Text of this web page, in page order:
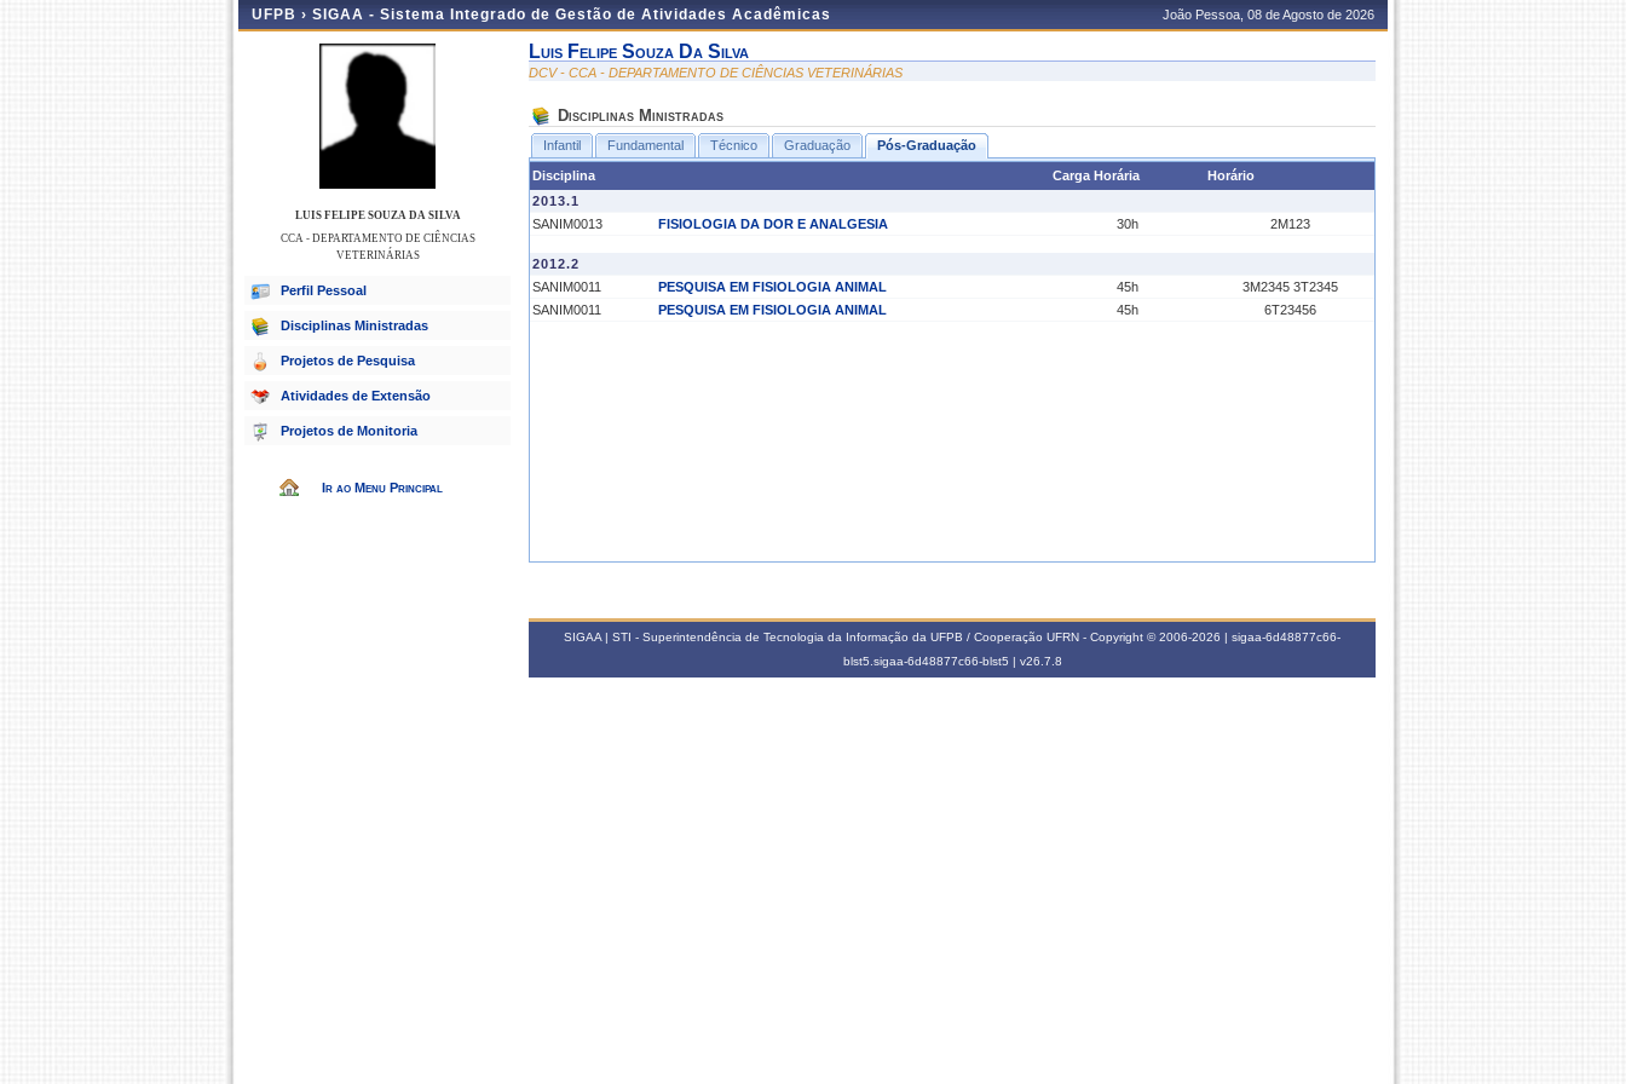
UFPB › SIGAA - Sistema Integrado de Gestão de Atividades Acadêmicas João Pessoa, 08 de Agosto de 2026
LUIS FELIPE SOUZA DA SILVA
CCA - DEPARTAMENTO DE CIÊNCIAS
VETERINÁRIAS
Perfil Pessoal
Disciplinas Ministradas
Projetos de Pesquisa
Atividades de Extensão
Projetos de Monitoria
Ir ao Menu Principal
Luis Felipe Souza Da Silva
DCV - CCA - DEPARTAMENTO DE CIÊNCIAS VETERINÁRIAS
Disciplinas Ministradas
Infantil Fundamental Técnico Graduação Pós-Graduação
Disciplina Carga Horária
Horário
2013.1
SANIM0013
FISIOLOGIA DA DOR E ANALGESIA 30h 2M123
2012.2
SANIM0011
PESQUISA EM FISIOLOGIA ANIMAL 45h
3M2345 3T2345
SANIM0011
PESQUISA EM FISIOLOGIA ANIMAL 45h 6T23456
SIGAA | STI - Superintendência de Tecnologia da Informação da UFPB / Cooperação UFRN - Copyright © 2006-2026 | sigaa-6d48877c66-
blst5.sigaa-6d48877c66-blst5 | v26.7.8